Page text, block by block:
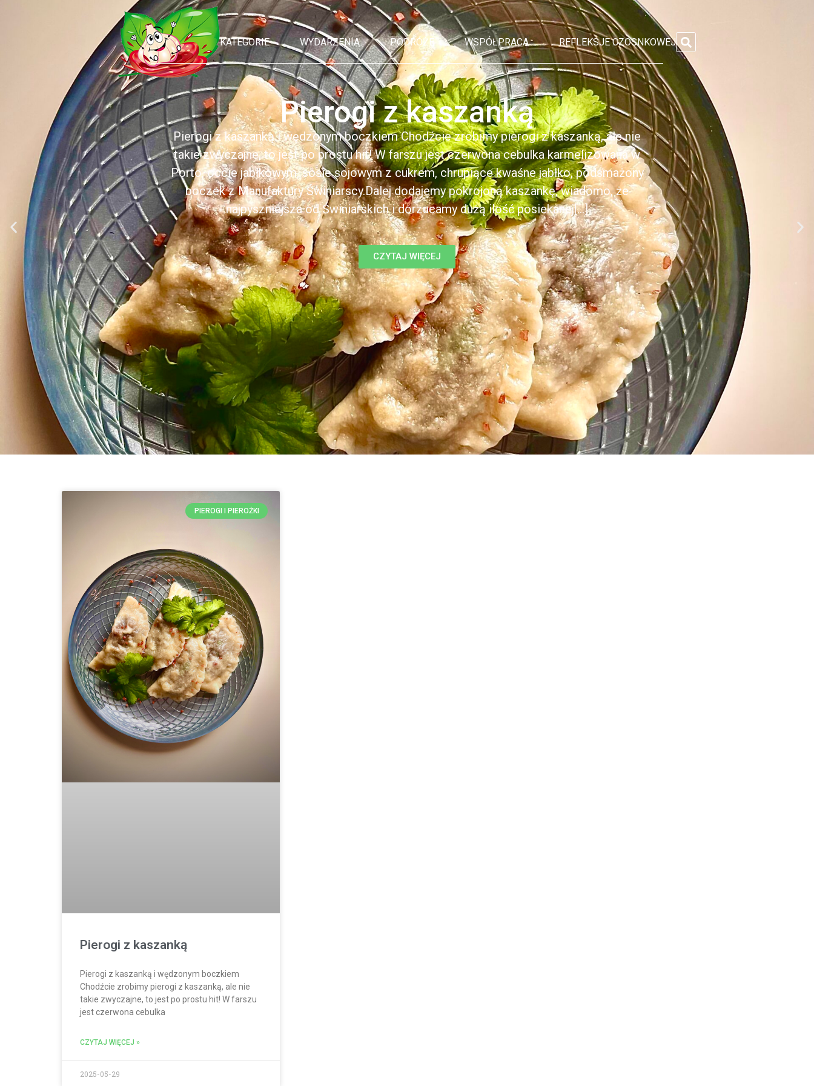
KATEGORIE WYDARZENIA PODRÓŻE WSPÓŁPRACA REFLEKSJE CZOSNKOWEJ
Pierogi z kaszanką
Pierogi z kaszanką i wędzonym boczkiem Chodźcie zrobimy pierogi z kaszanką, ale nie
takie zwyczajne, to jest po prostu hit! W farszu jest czerwona cebulka karmelizowana w
Porto, occie jabłkowym, sosie sojowym z cukrem, chrupiące kwaśne jabłko, podsmażony
boczek z Manufaktury Świniarscy.Dalej dodajemy pokrojoną kaszankę, wiadomo, że
najpyszniejsza od Świniarskich i dorzucamy dużą ilość posiekanej[...]
CZYTAJ WIĘCEJ
PIEROGI I PIEROŻKI
Pierogi z kaszanką
Pierogi z kaszanką i wędzonym boczkiem
Chodźcie zrobimy pierogi z kaszanką, ale nie
takie zwyczajne, to jest po prostu hit! W farszu
jest czerwona cebulka
CZYTAJ WIĘCEJ »
2025-05-29